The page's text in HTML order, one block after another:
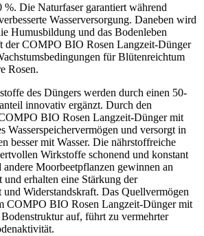
Die Naturfaser garantiert während
Wasserversorgung. Daneben wird
Humusbildung und das Bodenleben
der COMPO BIO Rosen Langzeit-Dünger
für Blütenreichtum
Rosen.
des Düngers werden durch einen 50-
innovativ ergänzt. Durch den
BIO Rosen Langzeit-Dünger mit
Wasserspeichervermögen und versorgt in
besser mit Wasser. Die nährstoffreiche
Wirkstoffe schonend und konstant
Moorbeetpflanzen gewinnen an
erhalten eine Stärkung der
und Widerstandskraft. Das Quellvermögen
COMPO BIO Rosen Langzeit-Dünger mit
auf, führt zu vermehrter